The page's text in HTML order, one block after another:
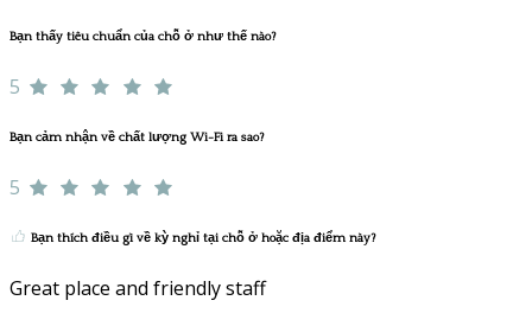
Bạn thấy tiêu chuẩn của chỗ ở như thế nào?
5
Bạn cảm nhận về chất lượng Wi-Fi ra sao?
5
Bạn thích điều gì về kỳ nghỉ tại chỗ ở hoặc địa điểm này?
Great place and friendly staff